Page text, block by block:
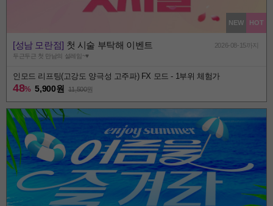
NEW HOT
[성남 모란점] 첫 시술 부탁해 이벤트 2026-08-15까지
두근두근 첫 만남의 설레임~♥
인모드 리프팅(고강도 양극성 고주파) FX 모드 - 1부위 체험가
48% 5,900원 11,500원